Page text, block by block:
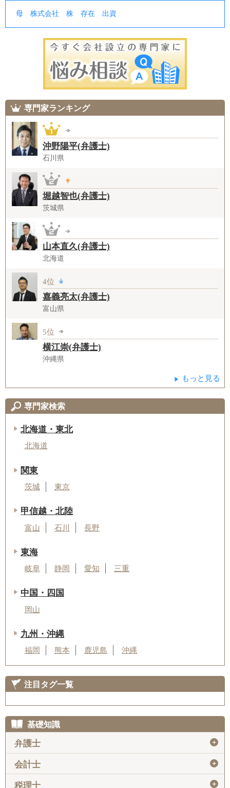
母 株式会社 株 存在 出資
専門家ランキング
沖野陽平(弁護士)
石川県
堀越智也(弁護士)
茨城県
山本直久(弁護士)
北海道
4位
嘉義亮太(弁護士)
富山県
5位
横江崇(弁護士)
沖縄県
もっと見る
専門家検索
北海道・東北
北海道
関東
茨城 東京
甲信越・北陸
富山 石川 長野
東海
岐阜 静岡 愛知 三重
中国・四国
岡山
九州・沖縄
福岡 熊本 鹿児島 沖縄
注目タグ一覧
基礎知識
弁護士 ＋
会計士 ＋
税理士 ＋